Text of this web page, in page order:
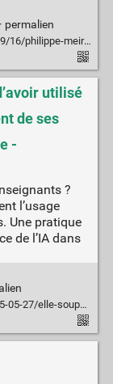
permalien
type=classic&ise_click_rank=1
utilisé
de ses
-
?
l’usage
Une pratique
de l’IA dans
cours-3d4646b9-bf20-41f3-9694-8b96a5169782